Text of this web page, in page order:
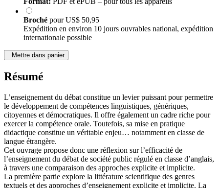
Broché pourUS$ 50,95
Expédition en environ 10 jours ouvrables national, expédition
internationale possible
Mettre dans panier
Résumé
L’enseignement du débat constitue un levier puissant pour permettre
le développement de compétences linguistiques, génériques,
citoyennes et démocratiques. Il offre également un cadre riche pour
exercer la compétence orale. Toutefois, sa mise en pratique
didactique constitue un véritable enjeu… notamment en classe de
langue étrangère.
Cet ouvrage propose donc une réflexion sur l’efficacité de
l’enseignement du débat de société public régulé en classe d’anglais,
à travers une comparaison des approches explicite et implicite.
La première partie explore la littérature scientifique des genres
textuels et des approches d’enseignement explicite et implicite. La